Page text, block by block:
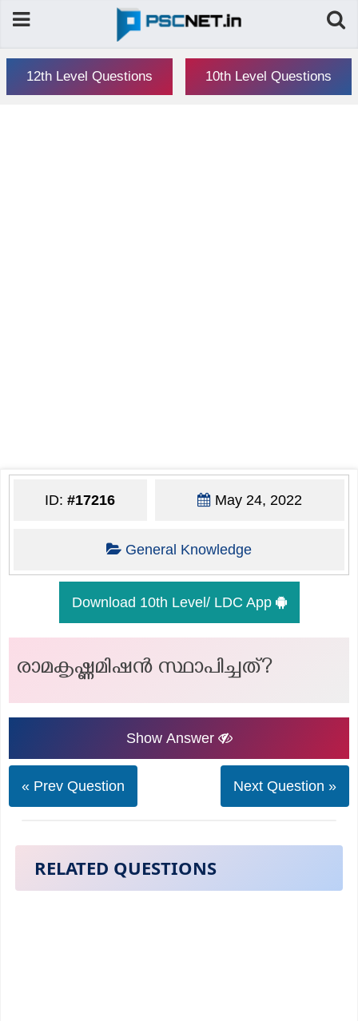
12th Level Questions 10th Level Questions
ID:#17216 May 24, 2022
General Knowledge
Download 10th Level/ LDC App
രാമകൃഷ്ണമിഷൻ സ്ഥാപിച്ചത്?
Show Answer
« Prev Question Next Question »
RELATED QUESTIONS